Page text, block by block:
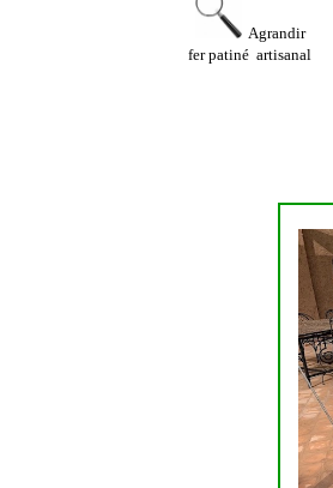
Agrandir
fer patiné artisanal